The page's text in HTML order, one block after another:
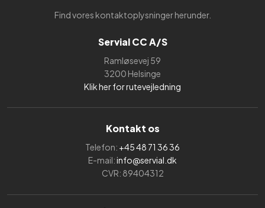
Find vores kontaktoplysninger herunder.
Servial CC A/S
Ramløsevej 59
3200 Helsinge
Klik her for rutevejledning
Kontakt os
Telefon: +45 48 71 36 36
E-mail:info@servial.dk
CVR: 89404312